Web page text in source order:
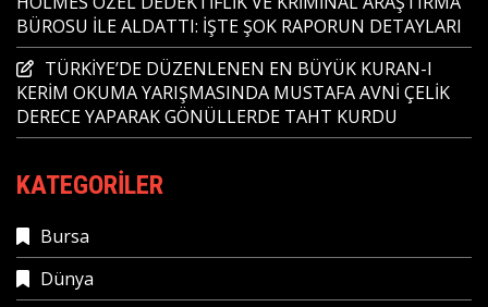
BÜROSU İLE ALDATTI: İŞTE ŞOK RAPORUN DETAYLARI
TÜRKİYE’DE DÜZENLENEN EN BÜYÜK KURAN-I
KERİM OKUMA YARIŞMASINDA MUSTAFA AVNİ ÇELİK
DERECE YAPARAK GÖNÜLLERDE TAHT KURDU
KATEGORILER
Bursa
Dünya